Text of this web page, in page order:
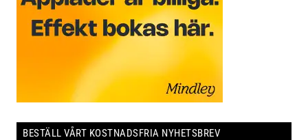
BESTÄLL VÅRT KOSTNADSFRIA NYHETSBREV